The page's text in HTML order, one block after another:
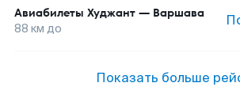
Авиабилеты Худжант — Варшава
88 км до
Показать больше